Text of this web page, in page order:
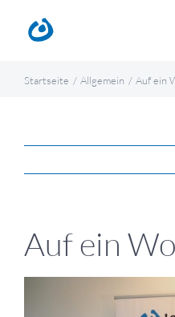
Inhalt
Startseite Allgemein Auf ein
Auf ein